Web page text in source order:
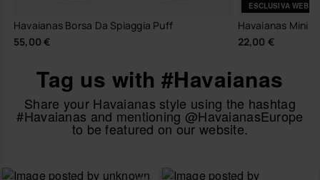
Havaianas Borsa Da Spiaggia Puff
55,00 €
ESCLUSIVA WEB
Havaianas Mini
22,00 €
Tag us with #Havaianas
Share your Havaianas style using the hashtag
#Havaianas and mentioning @HavaianasEurope
to be featured on our website.